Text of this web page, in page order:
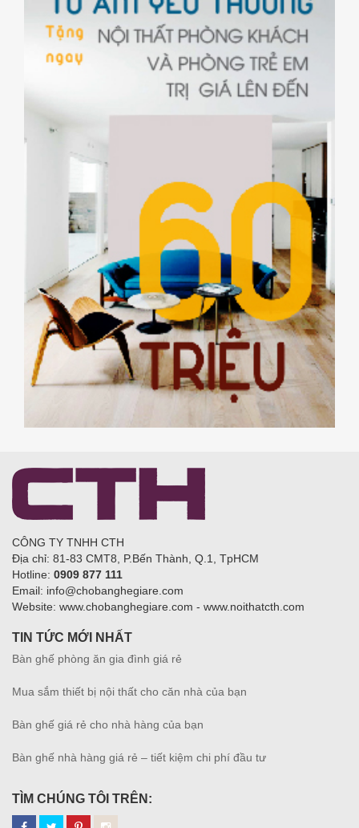
CÔNG TY TNHH CTH
Địa chỉ: 81-83 CMT8, P.Bến Thành, Q.1, TpHCM
Hotline: 0909 877 111
Email: info@chobanghegiare.com
Website: www.chobanghegiare.com - www.noithatcth.com
TIN TỨC MỚI NHẤT
Bàn ghế phòng ăn gia đình giá rẻ
Mua sắm thiết bị nội thất cho căn nhà của bạn
Bàn ghế giá rẻ cho nhà hàng của bạn
Bàn ghế nhà hàng giá rẻ – tiết kiệm chi phí đầu tư
TÌM CHÚNG TÔI TRÊN: